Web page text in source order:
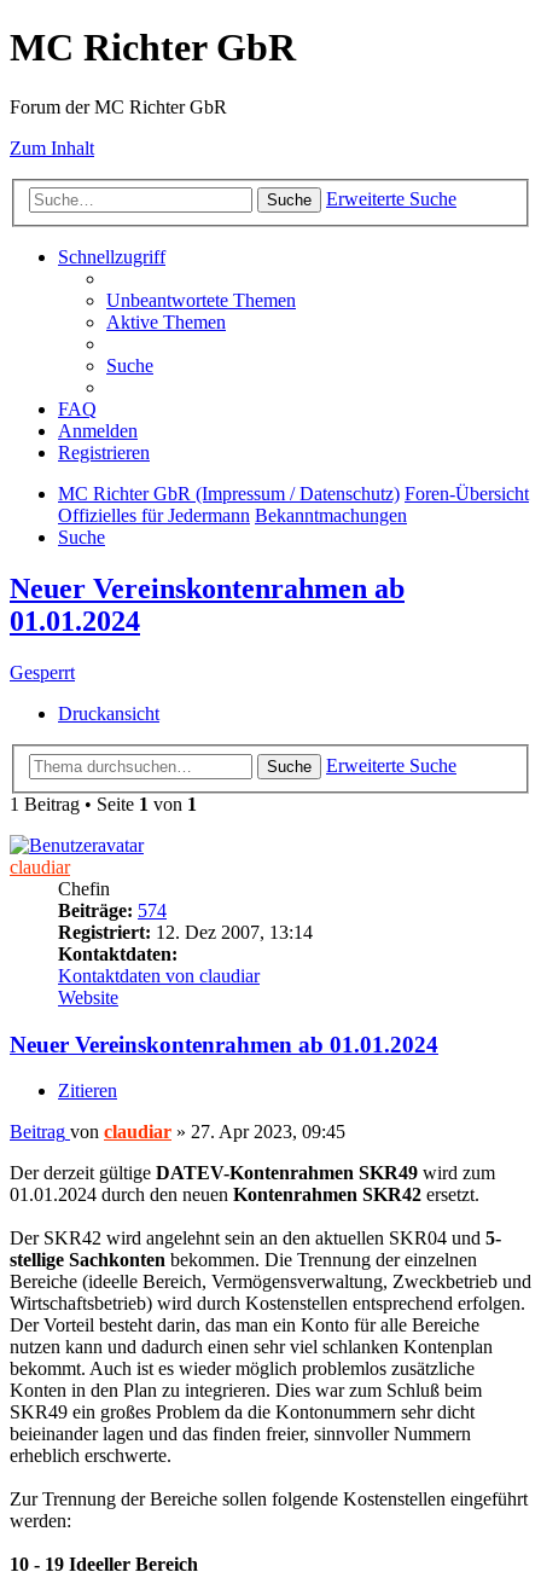
MC Richter GbR
Forum der MC Richter GbR
Zum Inhalt
Suche Erweiterte Suche
Schnellzugriff
Unbeantwortete Themen
Aktive Themen
Suche
FAQ
Anmelden
Registrieren
MC Richter GbR (Impressum / Datenschutz) Foren-Übersicht
Offizielles für Jedermann Bekanntmachungen
Suche
Neuer Vereinskontenrahmen ab
01.01.2024
Gesperrt
Druckansicht
Suche
Erweiterte Suche
1 Beitrag • Seite 1 von 1
claudiar
Chefin
Beiträge: 574
Registriert: 12. Dez 2007, 13:14
Kontaktdaten:
Kontaktdaten von claudiar
Website
Neuer Vereinskontenrahmen ab 01.01.2024
Zitieren
Beitrag von claudiar » 27. Apr 2023, 09:45
Der derzeit gültige DATEV-Kontenrahmen SKR49 wird zum
01.01.2024 durch den neuen Kontenrahmen SKR42 ersetzt.
Der SKR42 wird angelehnt sein an den aktuellen SKR04 und 5-
stellige Sachkonten bekommen. Die Trennung der einzelnen
Bereiche (ideelle Bereich, Vermögensverwaltung, Zweckbetrieb und
Wirtschaftsbetrieb) wird durch Kostenstellen entsprechend erfolgen.
Der Vorteil besteht darin, das man ein Konto für alle Bereiche
nutzen kann und dadurch einen sehr viel schlanken Kontenplan
bekommt. Auch ist es wieder möglich problemlos zusätzliche
Konten in den Plan zu integrieren. Dies war zum Schluß beim
SKR49 ein großes Problem da die Kontonummern sehr dicht
beieinander lagen und das finden freier, sinnvoller Nummern
erheblich erschwerte.
Zur Trennung der Bereiche sollen folgende Kostenstellen eingeführt
werden:
10 - 19 Ideeller Bereich